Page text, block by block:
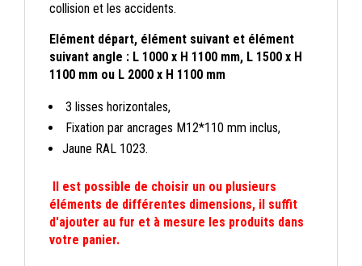
collision et les accidents.
Elément départ, élément suivant et élément
suivant angle : L 1000 x H 1100 mm, L 1500 x H
1100 mm ou L 2000 x H 1100 mm
3 lisses horizontales,
Fixation par ancrages M12*110 mm inclus,
Jaune RAL 1023.
Il est possible de choisir un ou plusieurs
éléments de différentes dimensions, il suffit
d'ajouter au fur et à mesure les produits dans
votre panier.